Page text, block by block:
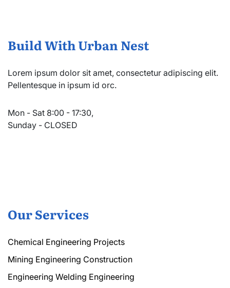
Build With Urban Nest
Lorem ipsum dolor sit amet, consectetur adipiscing elit.
Pellentesque in ipsum id orc.
Mon - Sat 8:00 - 17:30,
Sunday - CLOSED
Our Services
Chemical Engineering Projects
Mining Engineering Construction
Engineering Welding Engineering